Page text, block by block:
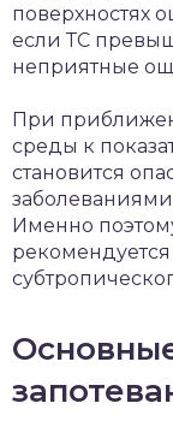
поверхностях
если ТС
неприятные
При
среды к
становится
Именно